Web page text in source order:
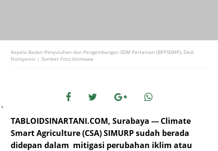
Kepala Badan Penyuluhan dan Pengembangan SDM Pertanian (BPPSDMP), Dedi
Nursyamsi | Sumber Foto:Istimewa
`
TABLOIDSINARTANI.COM, Surabaya --- Climate
Smart Agriculture (CSA) SIMURP sudah berada
didepan dalam mitigasi perubahan iklim atau